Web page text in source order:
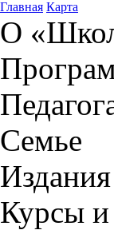
Главная Карта
О
Семье
Издания
Курсы